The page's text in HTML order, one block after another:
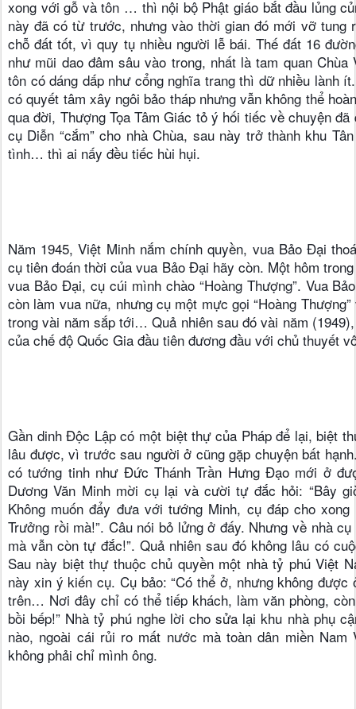
xong với gỗ và tôn … thì nội bộ Phật giáo bắt đầu lủng
này đã có từ trước, nhưng vào thời gian đó mới vỡ tung
chỗ đất tốt, vì quy tụ nhiều người lễ bái. Thế đất 16
như mũi dao đâm sâu vào trong, nhất là tam quan
tôn có dáng dấp như cổng nghĩa trang thì dữ nhiều lành
có quyết tâm xây ngôi bảo tháp nhưng vẫn không thể
qua đời, Thượng Tọa Tâm Giác tỏ ý hối tiếc về chuyện
cụ Diễn “cắm” cho nhà Chùa, sau này trở thành khu
tình… thì ai nấy đều tiếc hùi hụi.
Năm 1945, Việt Minh nắm chính quyền, vua Bảo Đại
cụ tiên đoán thời của vua Bảo Đại hãy còn. Một hôm
vua Bảo Đại, cụ cúi mình chào “Hoàng Thượng”. Vua
còn làm vua nữa, nhưng cụ một mực gọi “Hoàng
trong vài năm sắp tới… Quả nhiên sau đó vài năm
của chế độ Quốc Gia đầu tiên đương đầu với chủ thuyết
Gần dinh Độc Lập có một biệt thự của Pháp để lại, biệt
lâu được, vì trước sau người ở cũng gặp chuyện bất
có tướng tinh như Đức Thánh Trần Hưng Đạo mới ở
Dương Văn Minh mời cụ lại và cười tự đắc hỏi: “Bây
Không muốn đẩy đưa với tướng Minh, cụ đáp cho
Trưởng rồi mà!”. Câu nói bỏ lửng ở đấy. Nhưng về nhà
mà vẫn còn tự đắc!”. Quả nhiên sau đó không lâu có
Sau này biệt thự thuộc chủ quyền một nhà tỷ phú Việt
này xin ý kiến cụ. Cụ bảo: “Có thể ở, nhưng không
trên… Nơi đây chỉ có thể tiếp khách, làm văn phòng,
bồi bếp!” Nhà tỷ phú nghe lời cho sửa lại khu nhà phụ
nào, ngoài cái rủi ro mất nước mà toàn dân miền Nam
không phải chỉ mình ông.